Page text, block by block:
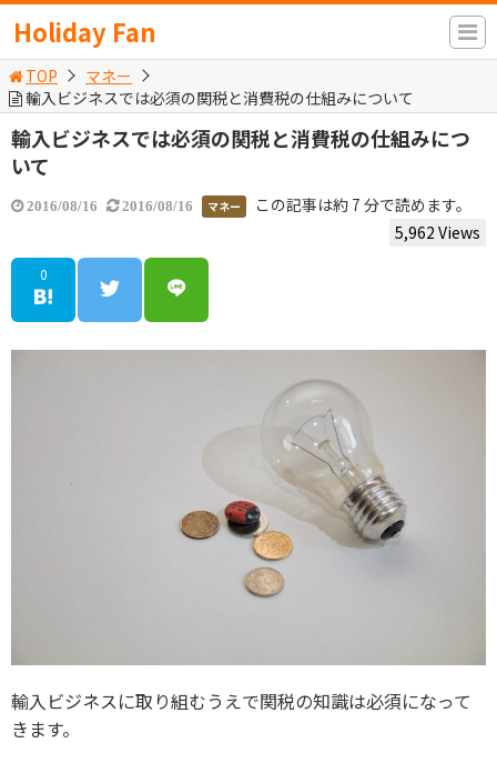
Holiday Fan
TOP
マネー
輸入ビジネスでは必須の関税と消費税の仕組みについて
輸入ビジネスでは必須の関税と消費税の仕組みにつ
いて
2016/08/16 2016/08/16 マネー
この記事は約 7 分で読めます。
5,962 Views
0
輸入ビジネスに取り組むうえで関税の知識は必須になって
きます。